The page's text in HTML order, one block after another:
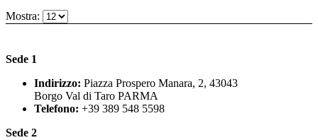
Mostra:
Sede 1
Indirizzo: Piazza Prospero Manara, 2, 43043
Borgo Val di Taro PARMA
Telefono: +39 389 548 5598
Sede 2